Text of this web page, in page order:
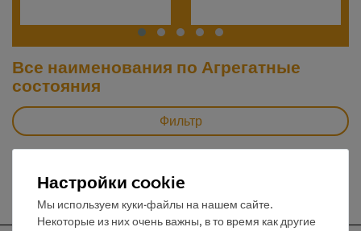
Все наименования по Агрегатные
состояния
Фильтр
Настройки cookie
Мы используем куки-файлы на нашем сайте.
Некоторые из них очень важны, в то время как другие